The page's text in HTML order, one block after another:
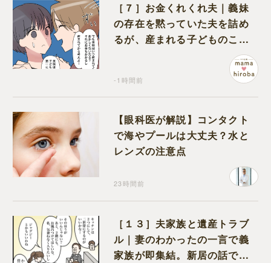
［７］お金くれくれ夫｜義妹
の存在を黙っていた夫を詰め
るが、産まれる子どものこと
を第一に考えてと流される
-1時間前
【眼科医が解説】コンタクト
で海やプールは大丈夫？水と
レンズの注意点
23時間前
［１３］夫家族と遺産トラブ
ル｜妻のわかったの一言で義
家族が即集結。新居の話で盛